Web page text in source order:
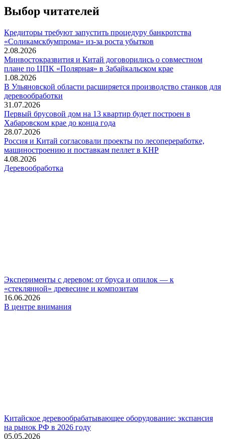
Выбор читателей
Кредиторы требуют запустить процедуру банкротства
«Соликамскбумпрома» из-за роста убытков
2.08.2026
Минвостокразвития и Китай договорились о совместном
плане по ЦПК «Полярная» в Забайкальском крае
1.08.2026
В Ульяновской области расширяется производство станков для
деревообработки
31.07.2026
Первый брусовой дом на 13 квартир будет построен в
Хабаровском крае до конца года
28.07.2026
Россия и Китай согласовали проекты по лесопереработке,
машиностроению и поставкам пеллет в КНР
4.08.2026
Деревообработка
Эксперименты с деревом: от бруса и опилок — к
«стеклянной» древесине и композитам
16.06.2026
В центре внимания
Китайское деревообрабатывающее оборудование: экспансия
на рынок РФ в 2026 году
05.05.2026